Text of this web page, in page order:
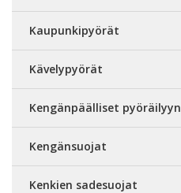
Kaupunkipyörät
Kävelypyörät
Kengänpäälliset pyöräilyyn
Kengänsuojat
Kenkien sadesuojat